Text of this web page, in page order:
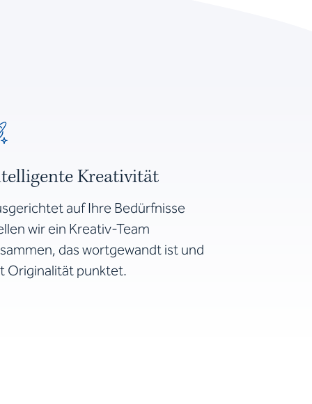
Kreativität
auf Ihre Bedürfnisse
wir ein Kreativ-Team
das wortgewandt ist und
Originalität punktet.